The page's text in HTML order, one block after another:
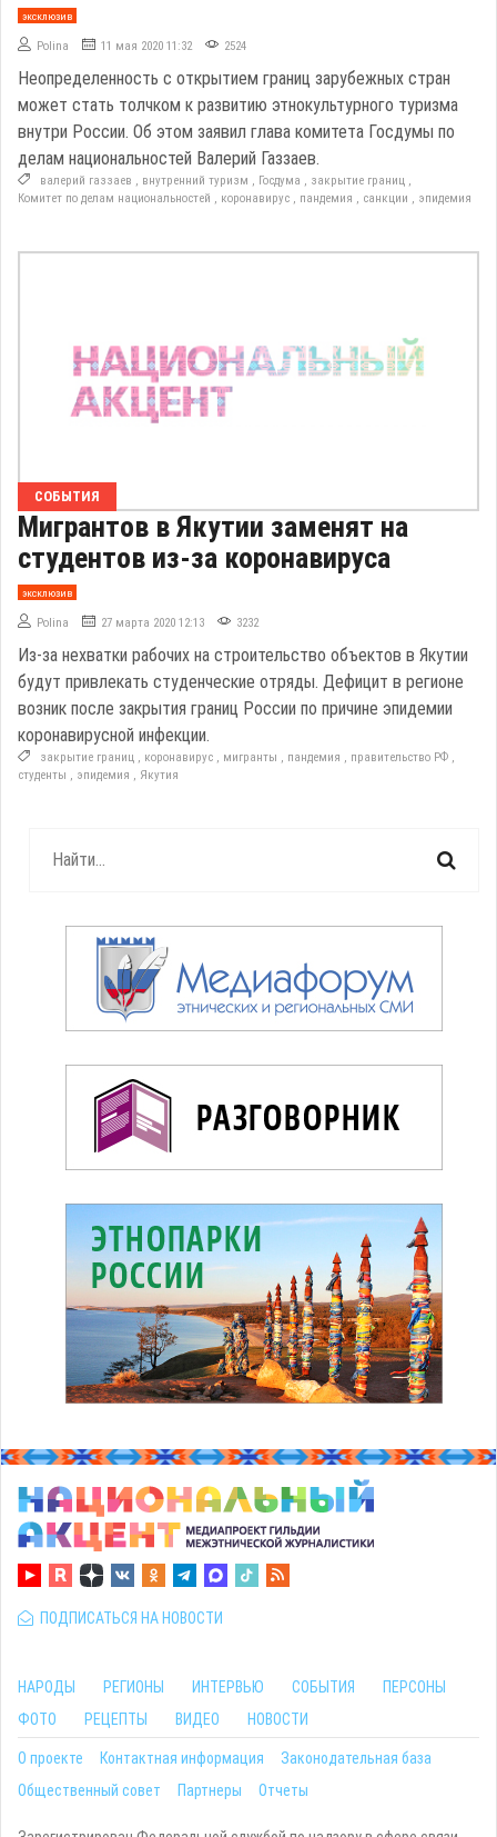
эксклюзив
Polina 11 мая 2020 11:32 2524
Неопределенность с открытием границ зарубежных стран
может стать толчком к развитию этнокультурного туризма
внутри России. Об этом заявил глава комитета Госдумы по
делам национальностей Валерий Газзаев.
валерий газзаев , внутренний туризм , Госдума , закрытие границ ,
Комитет по делам национальностей , коронавирус , пандемия , санкции , эпидемия
СОБЫТИЯ
Мигрантов в Якутии заменят на
студентов из-за коронавируса
эксклюзив
Polina 27 марта 2020 12:13 3232
Из-за нехватки рабочих на строительство объектов в Якутии
будут привлекать студенческие отряды. Дефицит в регионе
возник после закрытия границ России по причине эпидемии
коронавирусной инфекции.
закрытие границ , коронавирус , мигранты , пандемия , правительство РФ ,
студенты , эпидемия , Якутия
ПОДПИСАТЬСЯ НА НОВОСТИ
НАРОДЫ РЕГИОНЫ ИНТЕРВЬЮ СОБЫТИЯ
ПЕРСОНЫ
ФОТО
РЕЦЕПТЫ ВИДЕО НОВОСТИ
О проекте Контактная информация
Законодательная база
Общественный совет
Партнеры Отчеты